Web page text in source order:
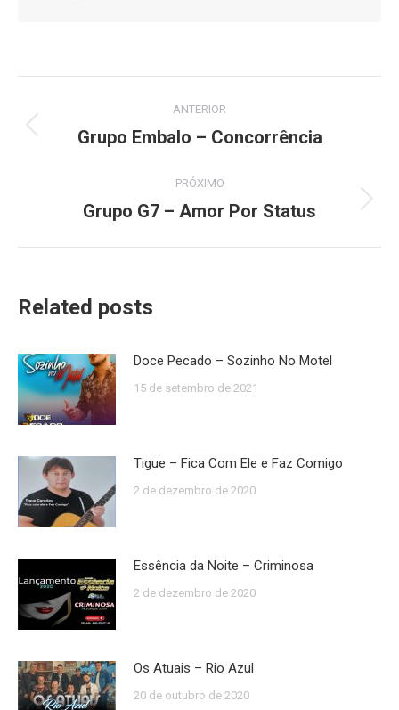
de
ANTERIOR
Post
Grupo Embalo – Concorrência
PRÓXIMO
Próximo
Grupo G7 – Amor Por Status
Related posts
Doce Pecado – Sozinho No Motel
15 de setembro de 2021
Tigue – Fica Com Ele e Faz Comigo
2 de dezembro de 2020
Essência da Noite – Criminosa
2 de dezembro de 2020
Os Atuais – Rio Azul
20 de outubro de 2020